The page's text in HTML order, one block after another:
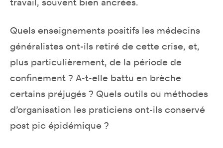
travail, souvent bien ancrées.
Quels enseignements positifs les médecins
généralistes ont-ils retiré de cette crise, et,
plus particulièrement, de la période de
confinement ? A-t-elle battu en brèche
certains préjugés ? Quels outils ou méthodes
d’organisation les praticiens ont-ils conservé
post pic épidémique ?